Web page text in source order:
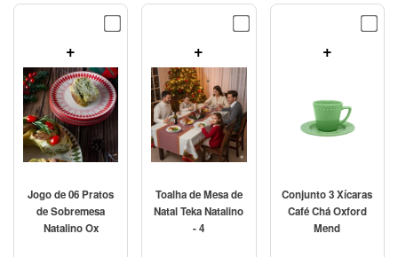
+
Jogo de 06 Pratos
de Sobremesa
Natalino Ox
+
Toalha de Mesa de
Natal Teka Natalino
- 4
+
Conjunto 3 Xícaras
Café Chá Oxford
Mend